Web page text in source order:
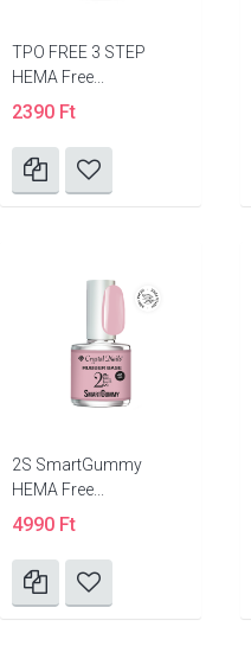
TPO FREE 3 STEP
HEMA Free...
2390 Ft
2S SmartGummy
HEMA Free...
4990 Ft